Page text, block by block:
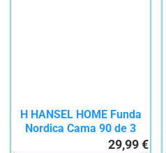
H HANSEL HOME Funda
Nordica Cama 90 de 3
29,99 €